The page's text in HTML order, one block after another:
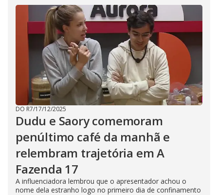
DO R7/17/12/2025
Dudu e Saory comemoram
penúltimo café da manhã e
relembram trajetória em A
Fazenda 17
A influenciadora lembrou que o apresentador achou o
nome dela estranho logo no primeiro dia de confinamento